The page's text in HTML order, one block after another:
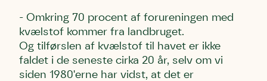
- Omkring 70 procent af forureningen med
kvælstof kommer fra landbruget.
Og tilførslen af kvælstof til havet er ikke
faldet i de seneste cirka 20 år, selv om vi
siden 1980'erne har vidst, at det er